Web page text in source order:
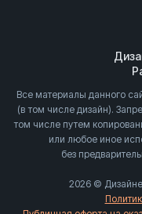
Все материалы данного
(в том числе дизайн).
том числе путем
или любое иное
без
2026 ©